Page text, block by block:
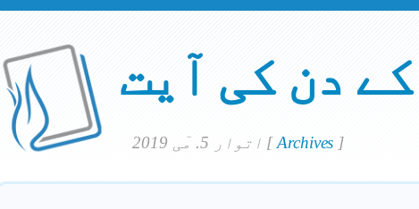
دن کی آیت
[Archives ]